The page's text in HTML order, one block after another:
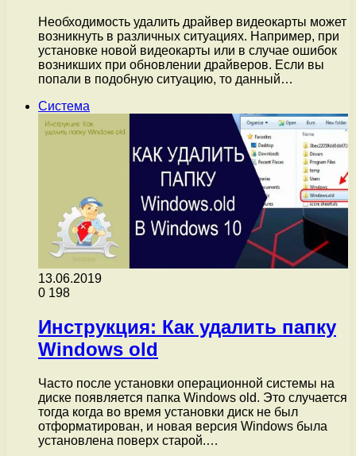
Необходимость удалить драйвер видеокарты может
возникнуть в различных ситуациях. Например, при
установке новой видеокарты или в случае ошибок
возникших при обновлении драйверов. Если вы
попали в подобную ситуацию, то данный…
Система
13.06.2019
0 198
Инструкция: Как удалить папку
Windows old
Часто после установки операционной системы на
диске появляется папка Windows old. Это случается
тогда когда во время установки диск не был
отформатирован, и новая версия Windows была
установлена поверх старой.…